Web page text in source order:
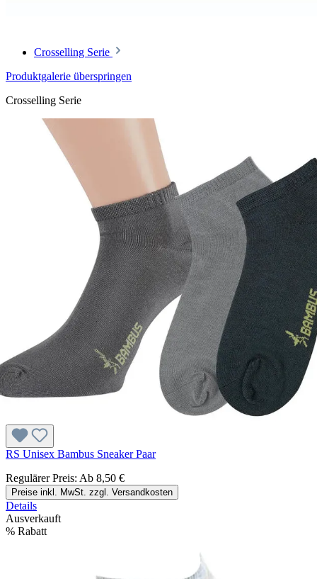
Crosselling Serie
Produktgalerie überspringen
Crosselling Serie
RS Unisex Bambus Sneaker Paar
Regulärer Preis: Ab 8,50 €
Preise inkl. MwSt. zzgl. Versandkosten
Details
Ausverkauft
% Rabatt